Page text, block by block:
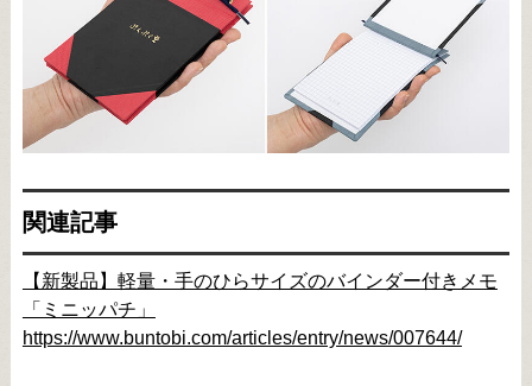
関連記事
【新製品】軽量・手のひらサイズのバインダー付きメモ
「ミニッパチ」
https://www.buntobi.com/articles/entry/news/007644/